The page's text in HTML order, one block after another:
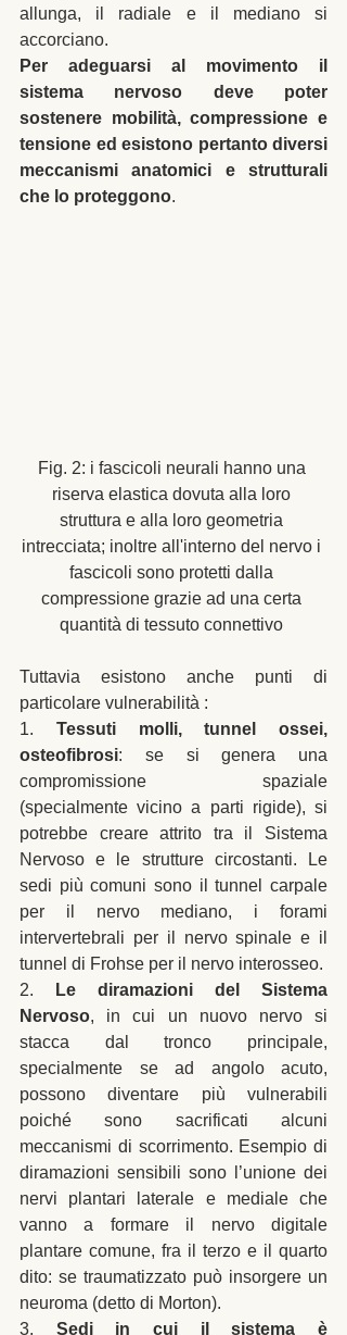
allunga, il radiale e il mediano si
accorciano.
Per adeguarsi al movimento il
sistema nervoso deve poter
sostenere mobilità, compressione e
tensione ed esistono pertanto diversi
meccanismi anatomici e strutturali
che lo proteggono.
Fig. 2: i fascicoli neurali hanno una
riserva elastica dovuta alla loro
struttura e alla loro geometria
intrecciata; inoltre all'interno del nervo i
fascicoli sono protetti dalla
compressione grazie ad una certa
quantità di tessuto connettivo
Tuttavia esistono anche punti di
particolare vulnerabilità :
1. Tessuti molli, tunnel ossei,
osteofibrosi: se si genera una
compromissione spaziale
(specialmente vicino a parti rigide), si
potrebbe creare attrito tra il Sistema
Nervoso e le strutture circostanti. Le
sedi più comuni sono il tunnel carpale
per il nervo mediano, i forami
intervertebrali per il nervo spinale e il
tunnel di Frohse per il nervo interosseo.
2.
Le diramazioni del Sistema
Nervoso, in cui un nuovo nervo si
stacca dal tronco principale,
specialmente se ad angolo acuto,
possono diventare più vulnerabili
poiché sono sacrificati alcuni
meccanismi di scorrimento. Esempio di
diramazioni sensibili sono l’unione dei
nervi plantari laterale e mediale che
vanno a formare il nervo digitale
plantare comune, fra il terzo e il quarto
dito: se traumatizzato può insorgere un
neuroma (detto di Morton).
3. Sedi in cui il sistema è